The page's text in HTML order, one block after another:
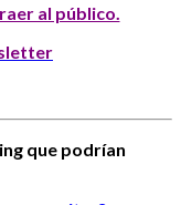
al público.
que podrían